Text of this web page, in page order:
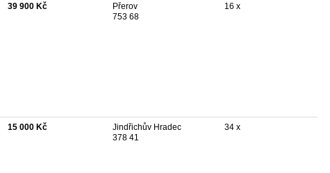
39 900 Kč
Přerov
753 68
16 x
15 000 Kč
Jindřichův Hradec
378 41
34 x